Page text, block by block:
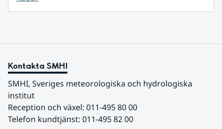
Kontakta SMHI
SMHI, Sveriges meteorologiska och hydrologiska
institut
Reception och växel: 011-495 80 00
Telefon kundtjänst: 011-495 82 00